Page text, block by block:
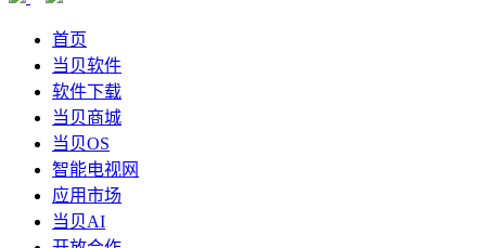
首页
当贝软件
软件下载
当贝商城
当贝OS
智能电视网
应用市场
当贝AI